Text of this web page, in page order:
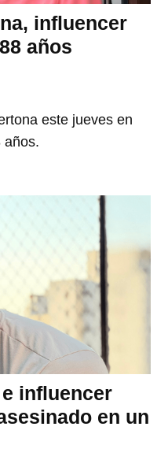
influencer
años
este jueves en
años.
influencer
en un